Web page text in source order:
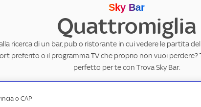
Sky Bar
Quattromiglia
ricerca di un bar, pub o ristorante in cui vedere le partita
preferito o il programma TV che proprio non vuoi perdere?
perfetto per te con Trova Sky Bar.